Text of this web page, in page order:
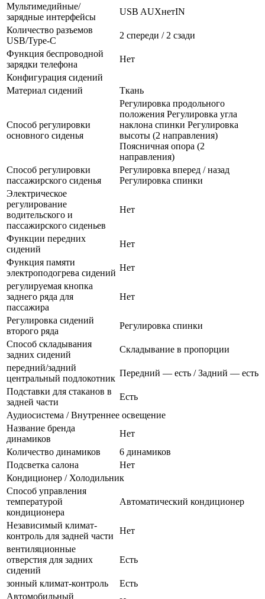
Мультимедийные/
зарядные интерфейсы
USB AUXнетIN
Количество разъемов
USB/Type-C
2 спереди / 2 сзади
Функция беспроводной
зарядки телефона
Нет
Конфигурация сидений
Материал сидений
Ткань
Способ регулировки
основного сиденья
Регулировка продольного
положения Регулировка угла
наклона спинки Регулировка
высоты (2 направления)
Поясничная опора (2
направления)
Способ регулировки
пассажирского сиденья
Регулировка вперед / назад
Регулировка спинки
Электрическое
регулирование
водительского и
пассажирского сиденьев
Нет
Функции передних
сидений
Нет
Функция памяти
электроподогрева сидений
Нет
регулируемая кнопка
заднего ряда для
пассажира
Нет
Регулировка сидений
второго ряда
Регулировка спинки
Способ складывания
задних сидений
Складывание в пропорции
передний/задний
центральный подлокотник
Передний — есть / Задний — есть
Подставки для стаканов в
задней части
Есть
Аудиосистема / Внутреннее освещение
Название бренда
динамиков
Нет
Количество динамиков
6 динамиков
Подсветка салона
Нет
Кондиционер / Холодильник
Способ управления
температурой
кондиционера
Автоматический кондиционер
Независимый климат-
контроль для задней части
Нет
вентиляционные
отверстия для задних
сидений
Есть
зонный климат-контроль
Есть
Автомобильный